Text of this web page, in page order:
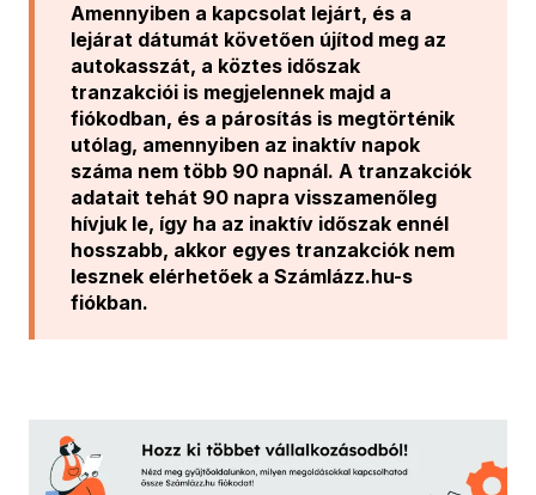
Amennyiben a kapcsolat lejárt, és a
lejárat dátumát követően újítod meg az
autokasszát, a köztes időszak
tranzakciói is megjelennek majd a
fiókodban, és a párosítás is megtörténik
utólag, amennyiben az inaktív napok
száma nem több 90 napnál. A tranzakciók
adatait tehát 90 napra visszamenőleg
hívjuk le, így ha az inaktív időszak ennél
hosszabb, akkor egyes tranzakciók nem
lesznek elérhetőek a Számlázz.hu-s
fiókban.